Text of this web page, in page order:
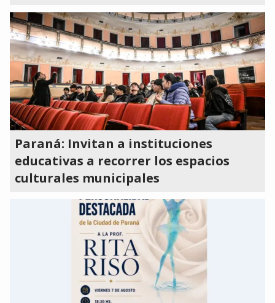
Paraná: Invitan a instituciones
educativas a recorrer los espacios
culturales municipales